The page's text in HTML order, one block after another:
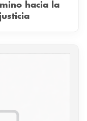
hacia la